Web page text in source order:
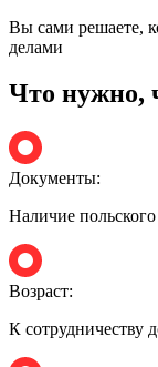
Вы сами решаете,
делами
Что нужно,
Документы:
Наличие польского
Возраст:
К сотрудничеству